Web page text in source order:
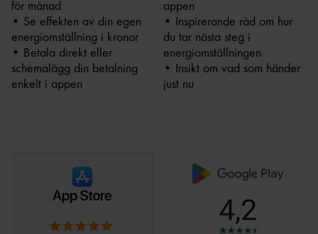
för månad
• Se effekten av din egen
energiomställning i kronor
• Betala direkt eller
schemalägg din betalning
enkelt i appen
appen
• Inspirerande råd om hur
du tar nästa steg i
energiomställningen
• Insikt om vad som händer
just nu